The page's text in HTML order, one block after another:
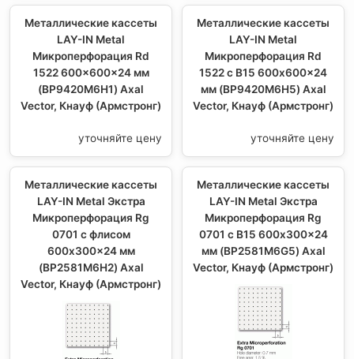
Металлические кассеты
LAY-IN Metal
Микроперфорация Rd
1522 600x600x24 мм
(BP9420M6H1) Axal
Vector, Кнауф (Армстронг)
уточняйте цену
Металлические кассеты
LAY-IN Metal
Микроперфорация Rd
1522 с В15 600x600x24
мм (BP9420M6H5) Axal
Vector, Кнауф (Армстронг)
уточняйте цену
Металлические кассеты
LAY-IN Metal Экстра
Микроперфорация Rg
0701 с флисом
600x300x24 мм
(BP2581M6H2) Axal
Vector, Кнауф (Армстронг)
Металлические кассеты
LAY-IN Metal Экстра
Микроперфорация Rg
0701 с В15 600x300x24
мм (BP2581M6G5) Axal
Vector, Кнауф (Армстронг)